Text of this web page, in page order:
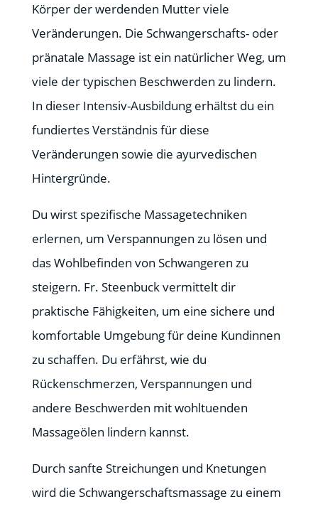
Körper der werdenden Mutter viele
Veränderungen. Die Schwangerschafts- oder
pränatale Massage ist ein natürlicher Weg, um
viele der typischen Beschwerden zu lindern.
In dieser Intensiv-Ausbildung erhältst du ein
fundiertes Verständnis für diese
Veränderungen sowie die ayurvedischen
Hintergründe.
Du wirst spezifische Massagetechniken
erlernen, um Verspannungen zu lösen und
das Wohlbefinden von Schwangeren zu
steigern. Fr. Steenbuck vermittelt dir
praktische Fähigkeiten, um eine sichere und
komfortable Umgebung für deine Kundinnen
zu schaffen. Du erfährst, wie du
Rückenschmerzen, Verspannungen und
andere Beschwerden mit wohltuenden
Massageölen lindern kannst.
Durch sanfte Streichungen und Knetungen
wird die Schwangerschaftsmassage zu einem